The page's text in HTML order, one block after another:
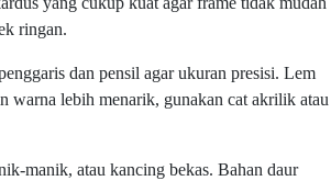
ringan.
dan pensil agar ukuran presisi. Lem
warna lebih menarik, gunakan cat akrilik atau
manik, atau kancing bekas. Bahan daur